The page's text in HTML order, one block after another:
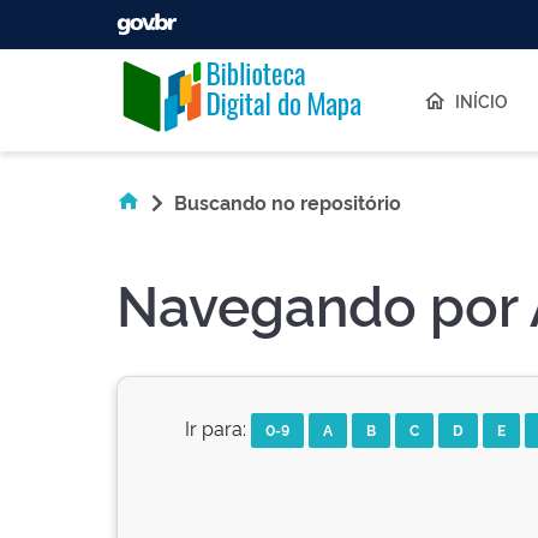
Skip navigation
INÍCIO
Buscando no repositório
Navegando
Ir para: 0-9 A B C D E